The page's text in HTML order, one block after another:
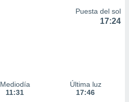
Puesta del sol
17:24
Mediodía
11:31
Última luz
17:46